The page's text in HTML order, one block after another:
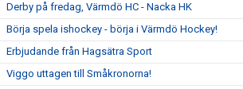
Derby på fredag, Värmdö HC - Nacka HK
Börja spela ishockey - börja i Värmdö Hockey!
Erbjudande från Hagsätra Sport
Viggo uttagen till Småkronorna!